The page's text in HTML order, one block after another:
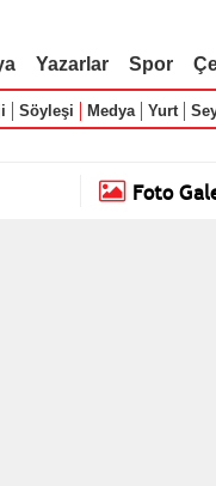
Yazarlar Spor
Söyleşi Medya Yurt
Foto